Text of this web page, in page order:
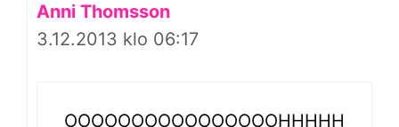
Anni Thomsson
3.12.2013 klo 06:17
OOOOOOOOOOOOOOOOHHHHH